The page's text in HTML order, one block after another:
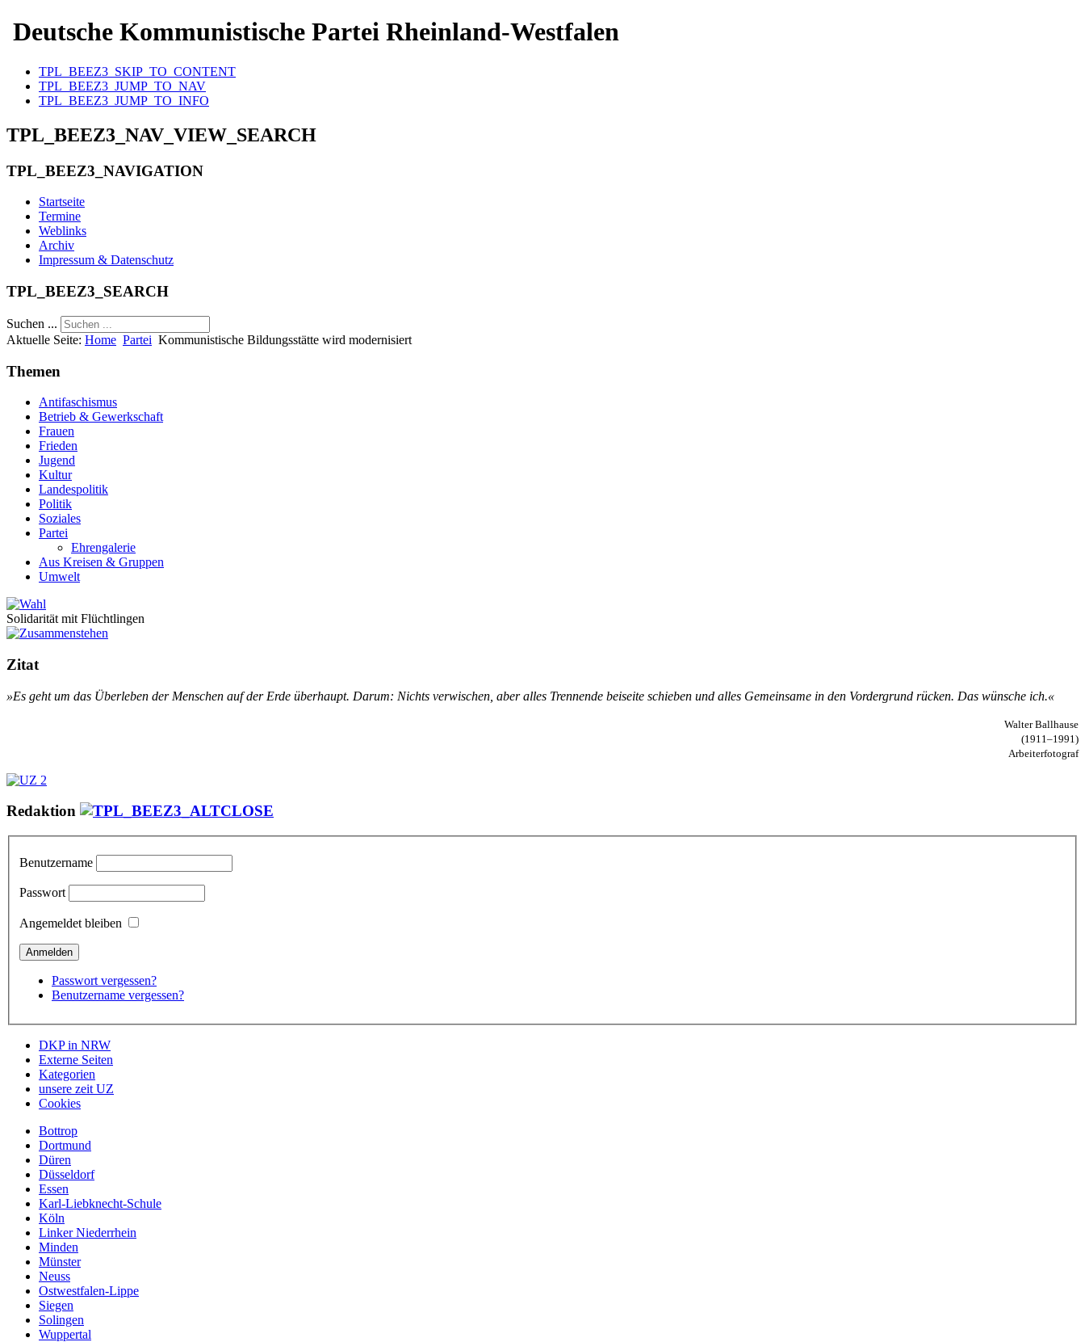
Deutsche Kommunistische Partei Rheinland-Westfalen
TPL_BEEZ3_SKIP_TO_CONTENT
TPL_BEEZ3_JUMP_TO_NAV
TPL_BEEZ3_JUMP_TO_INFO
TPL_BEEZ3_NAV_VIEW_SEARCH
TPL_BEEZ3_NAVIGATION
Startseite
Termine
Weblinks
Archiv
Impressum & Datenschutz
TPL_BEEZ3_SEARCH
Suchen ...
Aktuelle Seite: Home Partei Kommunistische Bildungsstätte wird modernisiert
Themen
Antifaschismus
Betrieb & Gewerkschaft
Frauen
Frieden
Jugend
Kultur
Landespolitik
Politik
Soziales
Partei
Ehrengalerie
Aus Kreisen & Gruppen
Umwelt
Solidarität mit Flüchtlingen
Zitat
»Es geht um das Über­le­ben der Men­schen auf der Er­de über­haupt. Dar­um: Nichts ver­wi­schen, aber al­les Tren­nen­de bei­sei­te schie­ben und al­les Ge­mein­sa­me in den Vor­der­grund rü­cken. Das wün­sche ich.«
Walter Ballhause
(1911–1991)
Arbeiter­foto­graf
Redaktion
Benutzername
Passwort
Angemeldet bleiben
Passwort vergessen?
Benutzername vergessen?
DKP in NRW
Externe Seiten
Kategorien
unsere zeit UZ
Cookies
Bottrop
Dortmund
Düren
Düsseldorf
Essen
Karl-Liebknecht-Schule
Köln
Linker Niederrhein
Minden
Münster
Neuss
Ostwestfalen-Lippe
Siegen
Solingen
Wuppertal